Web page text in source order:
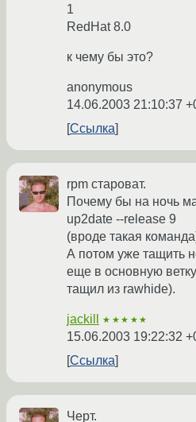
1
RedHat 8.0
к чему бы это?
anonymous
14.06.2003 21:10:37
Ссылка
rpm староват.
Почему бы на ночь
up2date --release 9
(вроде такая
А потом уже тащить
еще в основную
тащил из rawhide).
jackill ★★★★★
15.06.2003 19:22:32
Ссылка
Черт.